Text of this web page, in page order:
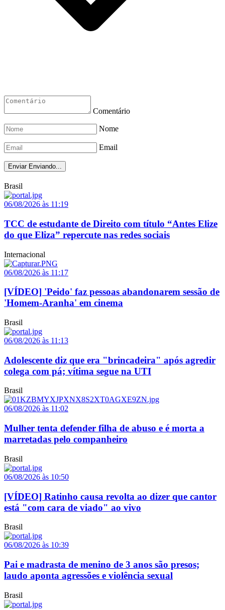
Comentário
Nome
Email
Enviar Enviando...
Brasil
06/08/2026 às 11:19
TCC de estudante de Direito com título “Antes Elize
do que Eliza” repercute nas redes sociais
Internacional
06/08/2026 às 11:17
[VÍDEO] 'Peido' faz pessoas abandonarem sessão de
'Homem-Aranha' em cinema
Brasil
06/08/2026 às 11:13
Adolescente diz que era "brincadeira" após agredir
colega com pá; vítima segue na UTI
Brasil
06/08/2026 às 11:02
Mulher tenta defender filha de abuso e é morta a
marretadas pelo companheiro
Brasil
06/08/2026 às 10:50
[VÍDEO] Ratinho causa revolta ao dizer que cantor
está "com cara de viado" ao vivo
Brasil
06/08/2026 às 10:39
Pai e madrasta de menino de 3 anos são presos;
laudo aponta agressões e violência sexual
Brasil